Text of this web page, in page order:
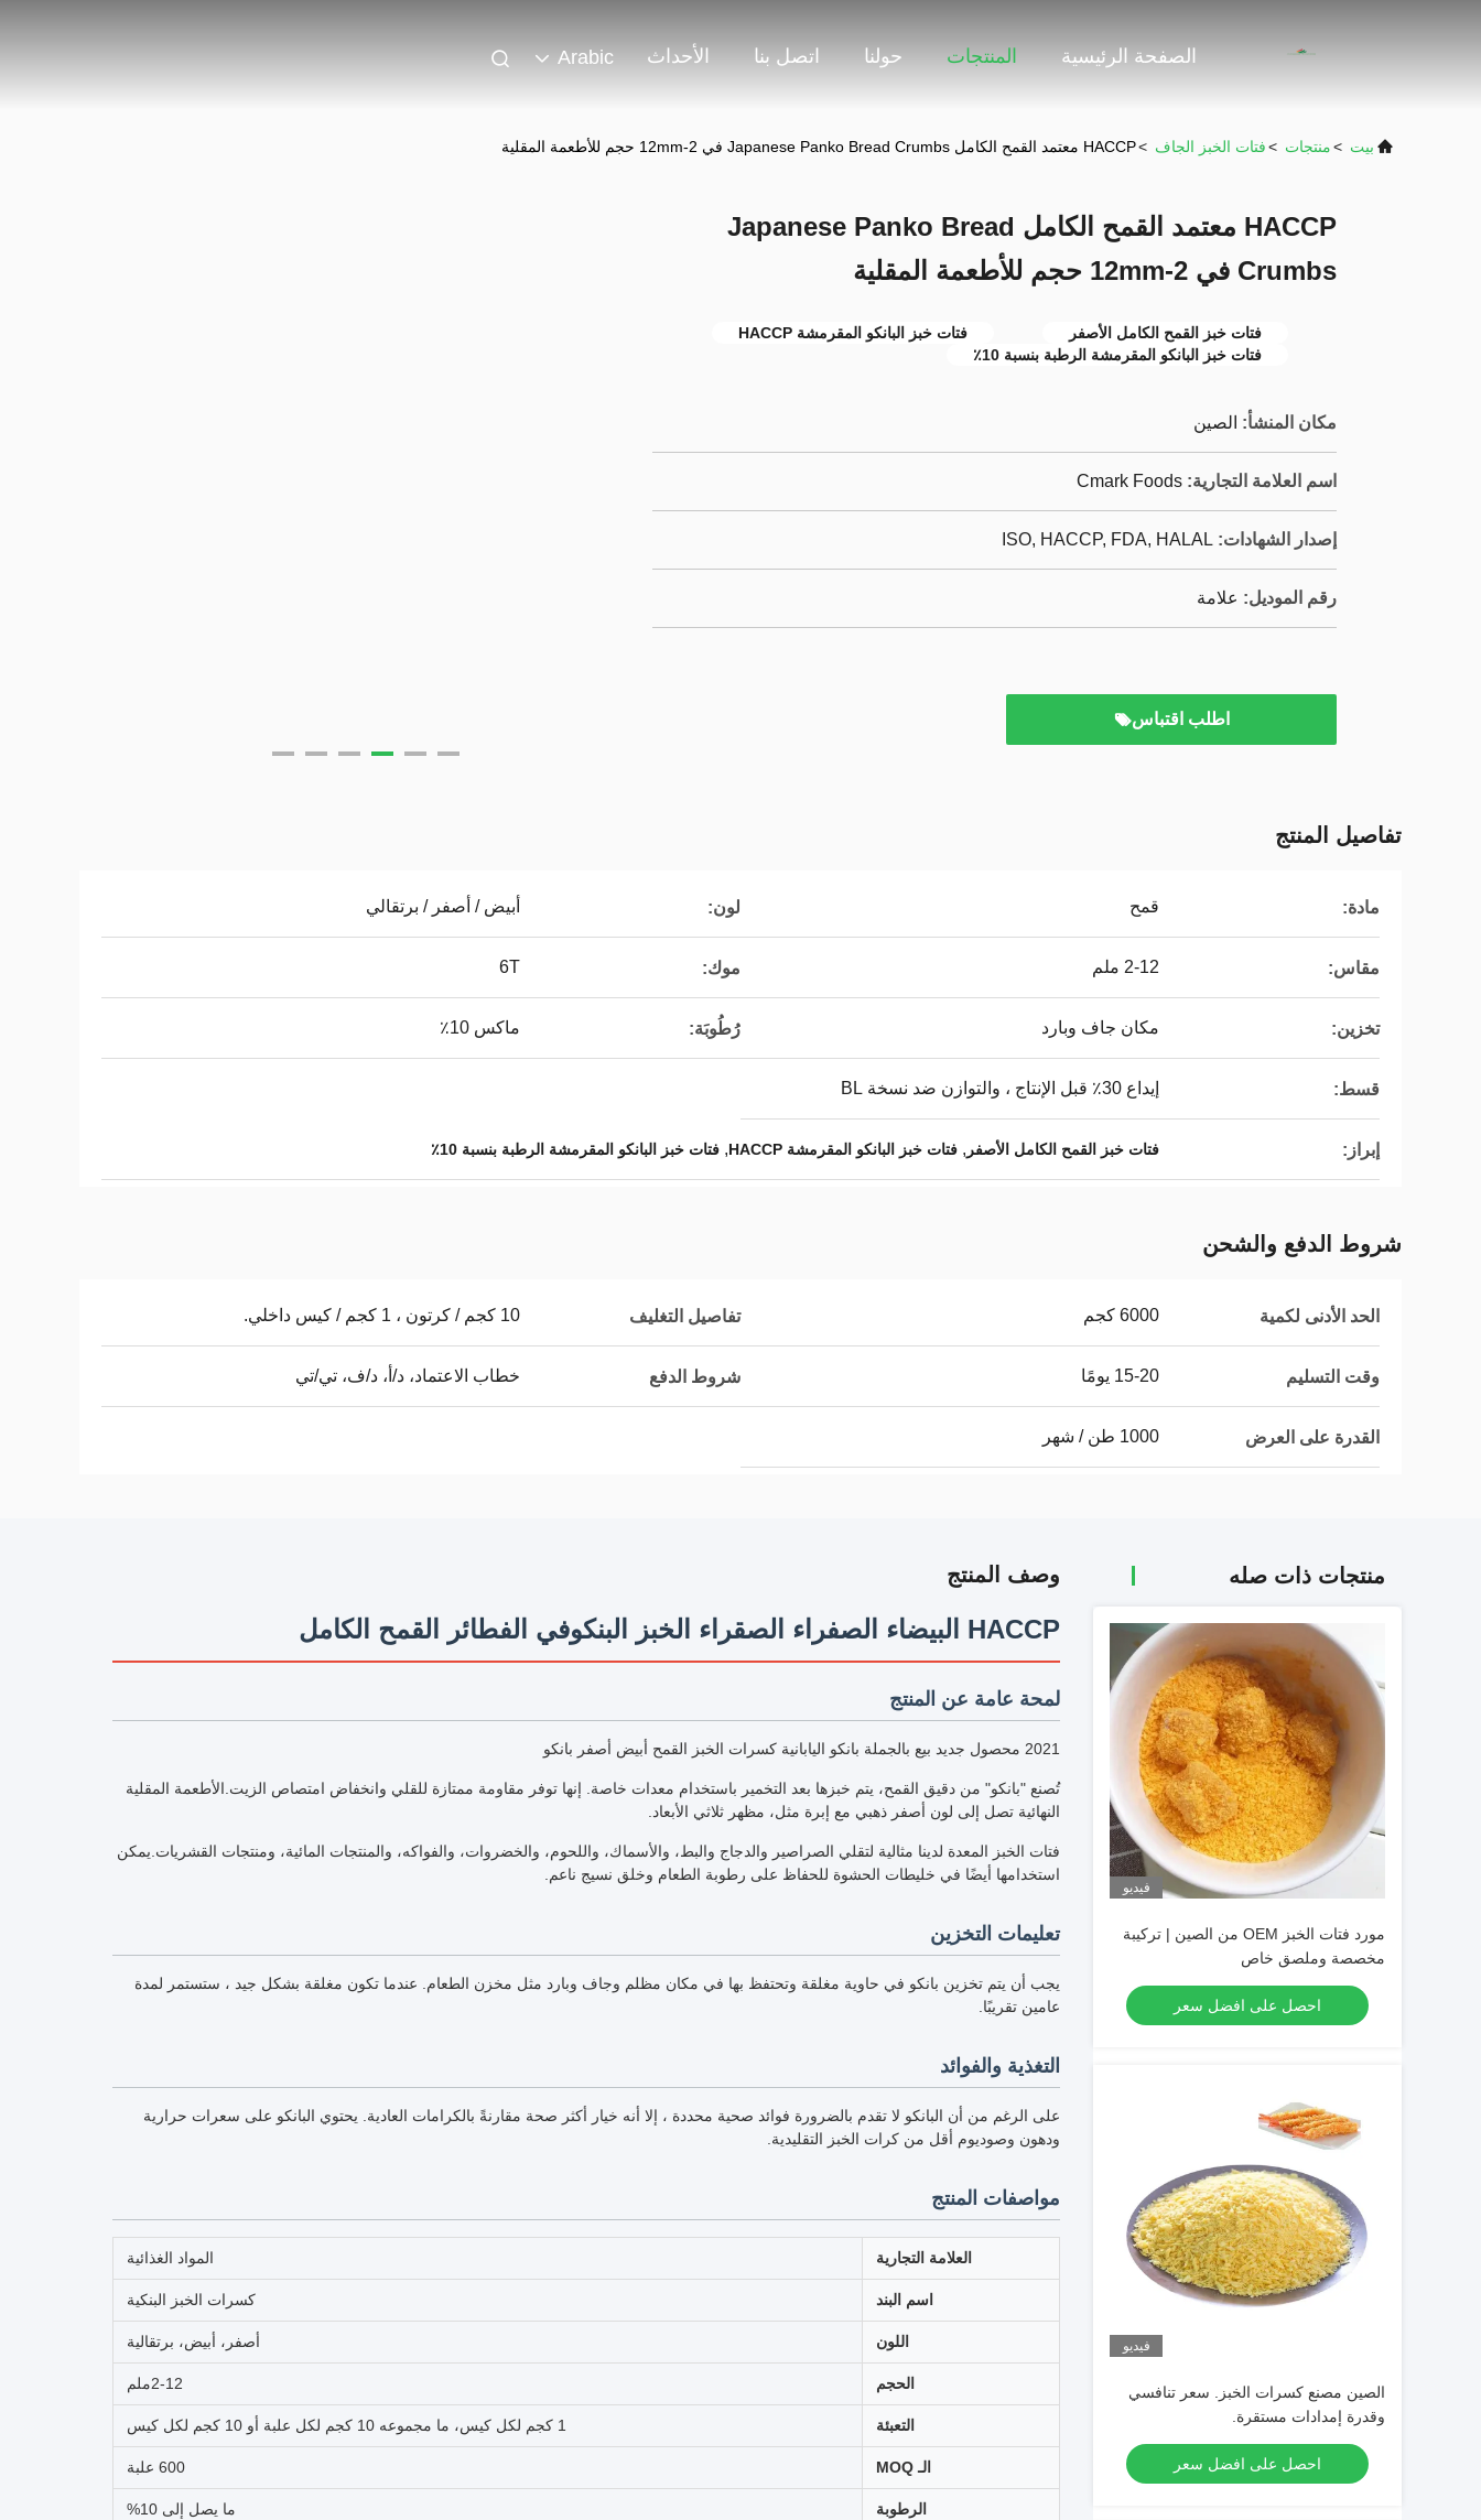
الصفحة الرئيسية المنتجات حولنا اتصل بنا الأحداث Arabic
بيت >منتجات >فتات الخبز الجاف >HACCP معتمد القمح الكامل Japanese Panko Bread Crumbs في 2-12mm حجم للأطعمة المقلية
HACCP معتمد القمح الكامل Japanese Panko Bread
Crumbs في 2-12mm حجم للأطعمة المقلية
فتات خبز القمح الكامل الأصفر
فتات خبز البانكو المقرمشة HACCP
فتات خبز البانكو المقرمشة الرطبة بنسبة 10٪
مكان المنشأ: الصين
اسم العلامة التجارية: Cmark Foods
إصدار الشهادات: ISO, HACCP, FDA, HALAL
رقم الموديل: علامة
اطلب اقتباس
تفاصيل المنتج
مادة: قمح لون: أبيض / أصفر / برتقالي
مقاس: 2-12 ملم موك: 6T
تخزين: مكان جاف وبارد رُطُوبَة: ماكس 10٪
قسط: إيداع 30٪ قبل الإنتاج ، والتوازن ضد نسخة BL
إبراز: فتات خبز القمح الكامل الأصفر , فتات خبز البانكو المقرمشة HACCP , فتات خبز البانكو المقرمشة الرطبة بنسبة 10٪
شروط الدفع والشحن
الحد الأدنى لكمية 6000 كجم تفاصيل التغليف 10 كجم / كرتون ، 1 كجم / كيس داخلي.
وقت التسليم 15-20 يومًا شروط الدفع خطاب الاعتماد، د/أ، د/ف، تي/تي
القدرة على العرض 1000 طن / شهر
منتجات ذات صله
فيديو
مورد فتات الخبز OEM من الصين | تركيبة
مخصصة وملصق خاص
احصل على افضل سعر
فيديو
الصين مصنع كسرات الخبز. سعر تنافسي
وقدرة إمدادات مستقرة.
احصل على افضل سعر
وصف المنتج
HACCP البيضاء الصفراء الصقراء الخبز البنكوفي الفطائر القمح الكامل
لمحة عامة عن المنتج
2021 محصول جديد بيع بالجملة بانكو اليابانية كسرات الخبز القمح أبيض أصفر بانكو
تُصنع "بانكو" من دقيق القمح، يتم خبزها بعد التخمير باستخدام معدات خاصة. إنها توفر مقاومة ممتازة للقلي وانخفاض امتصاص الزيت.الأطعمة المقلية
النهائية تصل إلى لون أصفر ذهبي مع إبرة مثل، مظهر ثلاثي الأبعاد.
فتات الخبز المعدة لدينا مثالية لتقلي الصراصير والدجاج والبط، والأسماك، واللحوم، والخضروات، والفواكه، والمنتجات المائية، ومنتجات القشريات.يمكن
استخدامها أيضًا في خليطات الحشوة للحفاظ على رطوبة الطعام وخلق نسيج ناعم.
تعليمات التخزين
يجب أن يتم تخزين بانكو في حاوية مغلقة وتحتفظ بها في مكان مظلم وجاف وبارد مثل مخزن الطعام. عندما تكون مغلقة بشكل جيد ، ستستمر لمدة
عامين تقريبًا.
التغذية والفوائد
على الرغم من أن البانكو لا تقدم بالضرورة فوائد صحية محددة ، إلا أنه خيار أكثر صحة مقارنةً بالكرامات العادية. يحتوي البانكو على سعرات حرارية
ودهون وصوديوم أقل من كرات الخبز التقليدية.
مواصفات المنتج
العلامة التجارية المواد الغذائية
اسم البند كسرات الخبز البنكية
اللون أصفر، أبيض، برتقالية
الحجم 2-12ملم
التعبئة 1 كجم لكل كيس، ما مجموعه 10 كجم لكل علبة أو 10 كجم لكل كيس
الـ MOQ 600 علبة
الرطوبة ما يصل إلى 10%